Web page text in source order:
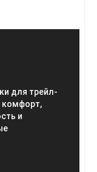
для трейл-
комфорт,
и